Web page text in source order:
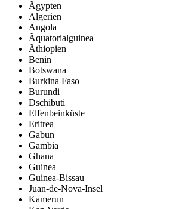
Ägypten
Algerien
Angola
Äquatorialguinea
Äthiopien
Benin
Botswana
Burkina Faso
Burundi
Dschibuti
Elfenbeinküste
Eritrea
Gabun
Gambia
Ghana
Guinea
Guinea-Bissau
Juan-de-Nova-Insel
Kamerun